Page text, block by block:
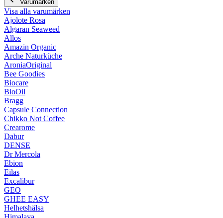
Varumärken
Visa alla varumärken
Ajolote Rosa
Algaran Seaweed
Allos
Amazin Organic
Arche Naturküche
AroniaOriginal
Bee Goodies
Biocare
BioOil
Bragg
Capsule Connection
Chikko Not Coffee
Crearome
Dabur
DENSE
Dr Mercola
Ebion
Eilas
Excalibur
GEO
GHEE EASY
Helhetshälsa